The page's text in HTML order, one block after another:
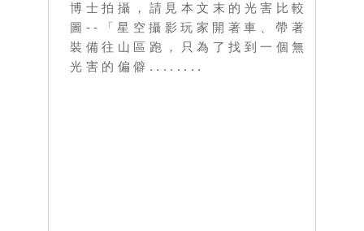
博士拍攝，請見本文末的光害比較
圖--「星空攝影玩家開著車、帶著
裝備往山區跑，只為了找到一個無
光害的偏僻... .....